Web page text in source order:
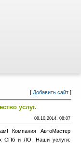
[ Добавить сайт]
услуг.
08.10.2014, 08:07
Компания АвтоМастер
СПб и ЛО. Наши услуги: